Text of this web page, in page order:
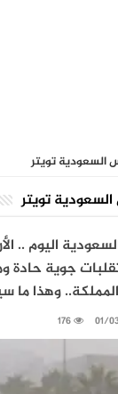
تويتر
تويتر
اليوم ..
جوية
وهذا ما
01/
176